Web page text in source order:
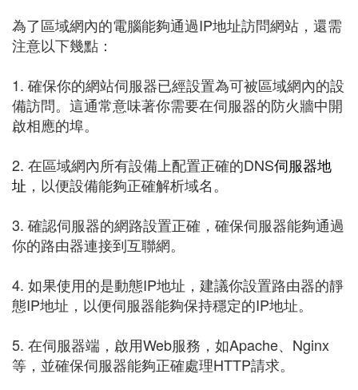
為了區域網內的電腦能夠通過IP地址訪問網站，還需
注意以下幾點：
1. 確保你的網站伺服器已經設置為可被區域網內的設
備訪問。這通常意味著你需要在伺服器的防火牆中開
啟相應的埠。
2. 在區域網內所有設備上配置正確的DNS伺服器地
址 ，以便設備能夠正確解析域名。
3. 確認伺服器的網路設置正確，確保伺服器能夠通過
你的路由器連接到互聯網。
4. 如果使用的是動態IP地址，建議你設置路由器的靜
態IP地址，以便伺服器能夠保持穩定的IP地址。
5. 在伺服器端，啟用Web服務，如Apache、Nginx
等，並確保伺服器能夠正確處理HTTP請求。